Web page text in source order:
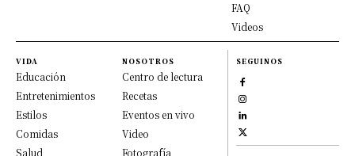
FAQ
Videos
VIDA
Educación
Entretenimientos
Estilos
Comidas
Salud
NOSOTROS
Centro de lectura
Recetas
Eventos en vivo
Video
Fotografía
SEGUINOS